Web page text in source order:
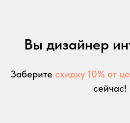
Вы дизайнер
Заберите скидку 10% от
сейчас!